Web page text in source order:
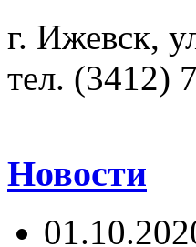
г. Ижевск,
тел. (3412)
Новости